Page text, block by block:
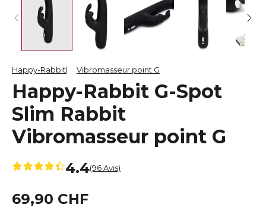
Happy-Rabbit Vibromasseur point G
Happy-Rabbit G-Spot
Slim Rabbit
Vibromasseur point G
4.4(96 Avis)
69,90 CHF